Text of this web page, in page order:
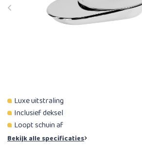
Luxe uitstraling
Inclusief deksel
Loopt schuin af
Bekijk alle specificaties